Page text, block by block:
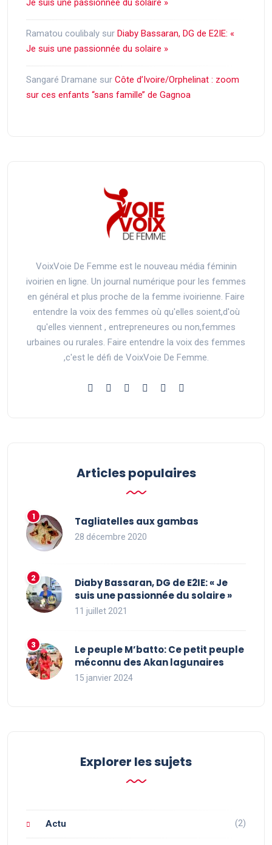
Je suis une passionnée du solaire »
Ramatou coulibaly sur Diaby Bassaran, DG de E2IE: «
Je suis une passionnée du solaire »
Sangaré Dramane sur Côte d’Ivoire/Orphelinat : zoom
sur ces enfants ‘‘sans famille’’ de Gagnoa
VoixVoie De Femme est le nouveau média féminin
ivoirien en ligne. Un journal numérique pour les femmes
en général et plus proche de la femme ivoirienne. Faire
entendre la voix des femmes où qu'elles soient,d'où
qu'elles viennent , entrepreneures ou non,femmes
urbaines ou rurales. Faire entendre la voix des femmes
,c'est le défi de VoixVoie De Femme.
Articles populaires
Tagliatelles aux gambas
28 décembre 2020
Diaby Bassaran, DG de E2IE: « Je
suis une passionnée du solaire »
11 juillet 2021
Le peuple M’batto: Ce petit peuple
méconnu des Akan lagunaires
15 janvier 2024
Explorer les sujets
Actu (2)